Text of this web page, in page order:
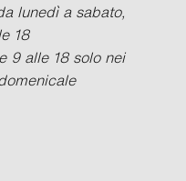
lunedì a sabato,
18
9 alle 18 solo nei